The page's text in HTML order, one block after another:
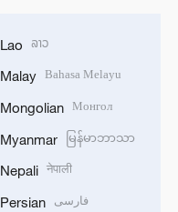
Lao ລາວ
Malay Bahasa Melayu
Mongolian Монгол
Myanmar မြန်မာဘာသာ
Nepali नेपाली
Persian فارسی